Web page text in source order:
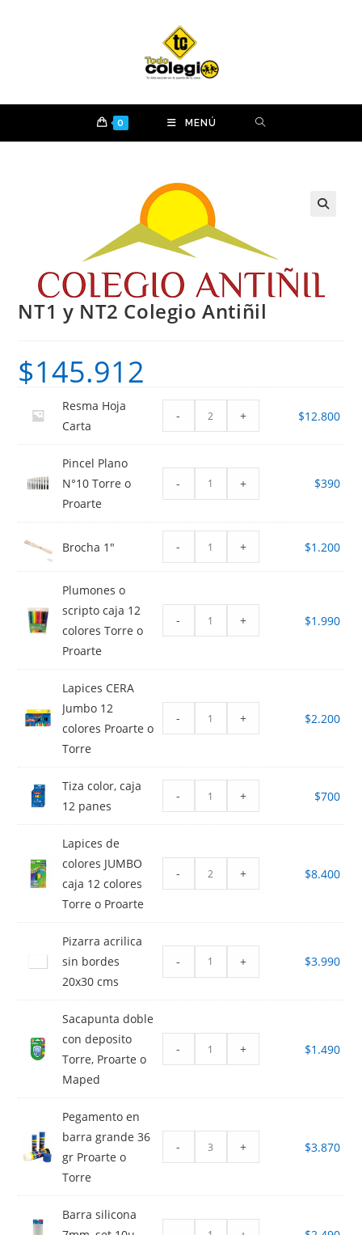
0 MENÚ
NT1 y NT2 Colegio Antiñil
$145.912
Resma Hoja
Carta
- + $12.800
Pincel Plano
N°10 Torre o
Proarte
- + $390
Brocha 1" - + $1.200
Plumones o
scripto caja 12
colores Torre o
Proarte
- + $1.990
Lapices CERA
Jumbo 12
colores Proarte o
Torre
- + $2.200
Tiza color, caja
12 panes
- + $700
Lapices de
colores JUMBO
caja 12 colores
Torre o Proarte
- + $8.400
Pizarra acrilica
sin bordes
20x30 cms
- + $3.990
Sacapunta doble
con deposito
Torre, Proarte o
Maped
- + $1.490
Pegamento en
barra grande 36
gr Proarte o
Torre
- + $3.870
Barra silicona